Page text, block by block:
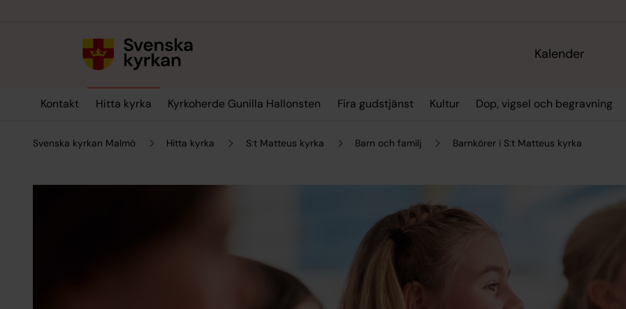
Kalender
Kontakt Hitta kyrka Kyrkoherde Gunilla Hallonsten Fira gudstjänst Kultur Dop, vigsel och begravning
Svenska kyrkan Malmö Hitta kyrka S:t Matteus kyrka Barn och familj Barnkörer i S:t Matteus kyrka